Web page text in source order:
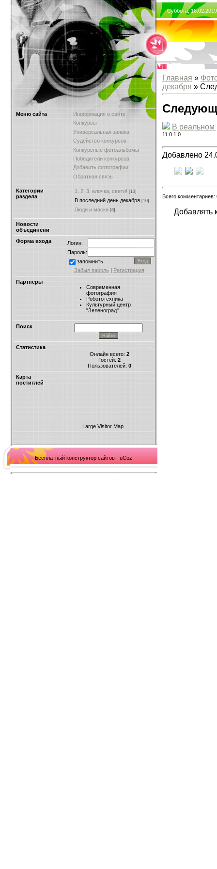
Меню сайта
Информация о сайте
Конкурсы
Универсальная заявка
Судейство конкурсов
Конкурсные фотоальбомы
Победители конкурсов
Добавить фотографии
Обратная связь
Категории
раздела
1, 2, 3, елочка, свети! [13]
В последний день декабря [10]
Люди и маски [8]
Новости
объединени
Форма входа
Логин:
Пароль:
запомнить
Забыл пароль | Регистрация
Партнёры
Современная
фотография
Робототехника
Культурный центр
"Зеленоград"
Поиск
Статистика
Онлайн всего: 2
Гостей: 2
Пользователей: 0
Карта
поститлей
Large Visitor Map
Суббота,
Главная »
декабря »
В
11 0 1.0
Добавлено
Всего комментариев:
Добавлять
Бесплатный конструктор сайтов - uCoz